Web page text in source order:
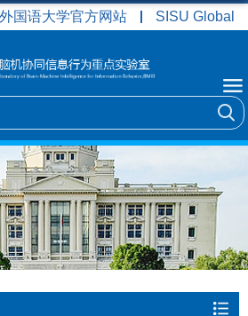
外国语大学官方网站 SISU Global